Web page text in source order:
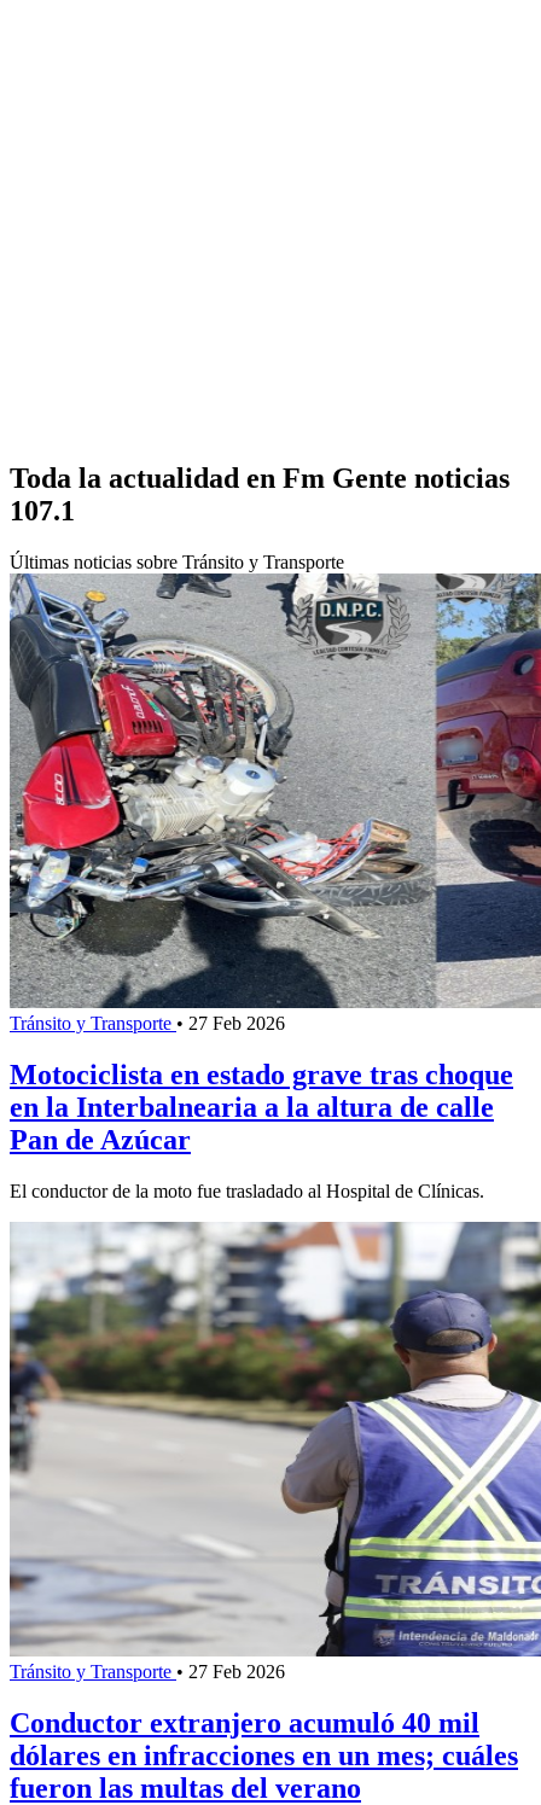
Toda la actualidad en Fm Gente noticias
107.1
Últimas noticias sobre Tránsito y Transporte
Tránsito y Transporte • 27 Feb 2026
Motociclista en estado grave tras choque
en la Interbalnearia a la altura de calle
Pan de Azúcar
El conductor de la moto fue trasladado al Hospital de Clínicas.
Tránsito y Transporte • 27 Feb 2026
Conductor extranjero acumuló 40 mil
dólares en infracciones en un mes; cuáles
fueron las multas del verano